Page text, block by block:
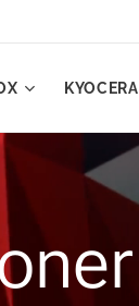
KYOCERA